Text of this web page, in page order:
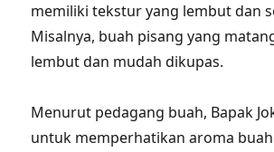
memiliki tekstur yang lembut dan
Misalnya, buah pisang yang
lembut dan mudah dikupas.
Menurut pedagang buah, Bapak
untuk memperhatikan aroma